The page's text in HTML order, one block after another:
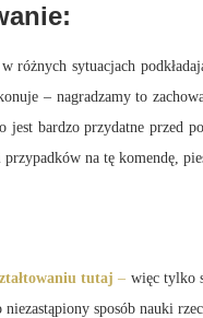
różnych sytuacjach
– nagradzamy to
bardzo przydatne przed
na tę komendę,
tutaj – więc tylko
sposób nauki